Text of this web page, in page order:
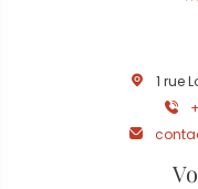
1 rue